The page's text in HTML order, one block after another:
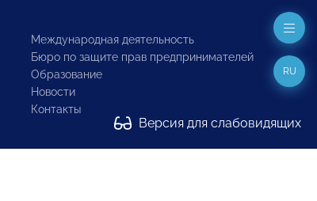
Международная деятельность
Бюро по защите прав предпринимателей
Образование
Новости
Контакты
Версия для слабовидящих
RU